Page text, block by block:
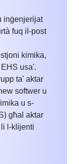
inġenjerijat
fuq il-post
kimika,
usa'.
ta' aktar
softwer u
u s-
għal aktar
l-klijenti